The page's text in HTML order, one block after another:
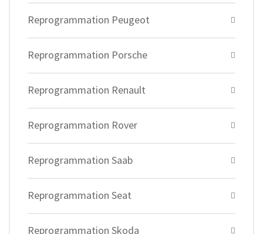
Reprogrammation Peugeot
Reprogrammation Porsche
Reprogrammation Renault
Reprogrammation Rover
Reprogrammation Saab
Reprogrammation Seat
Reprogrammation Skoda